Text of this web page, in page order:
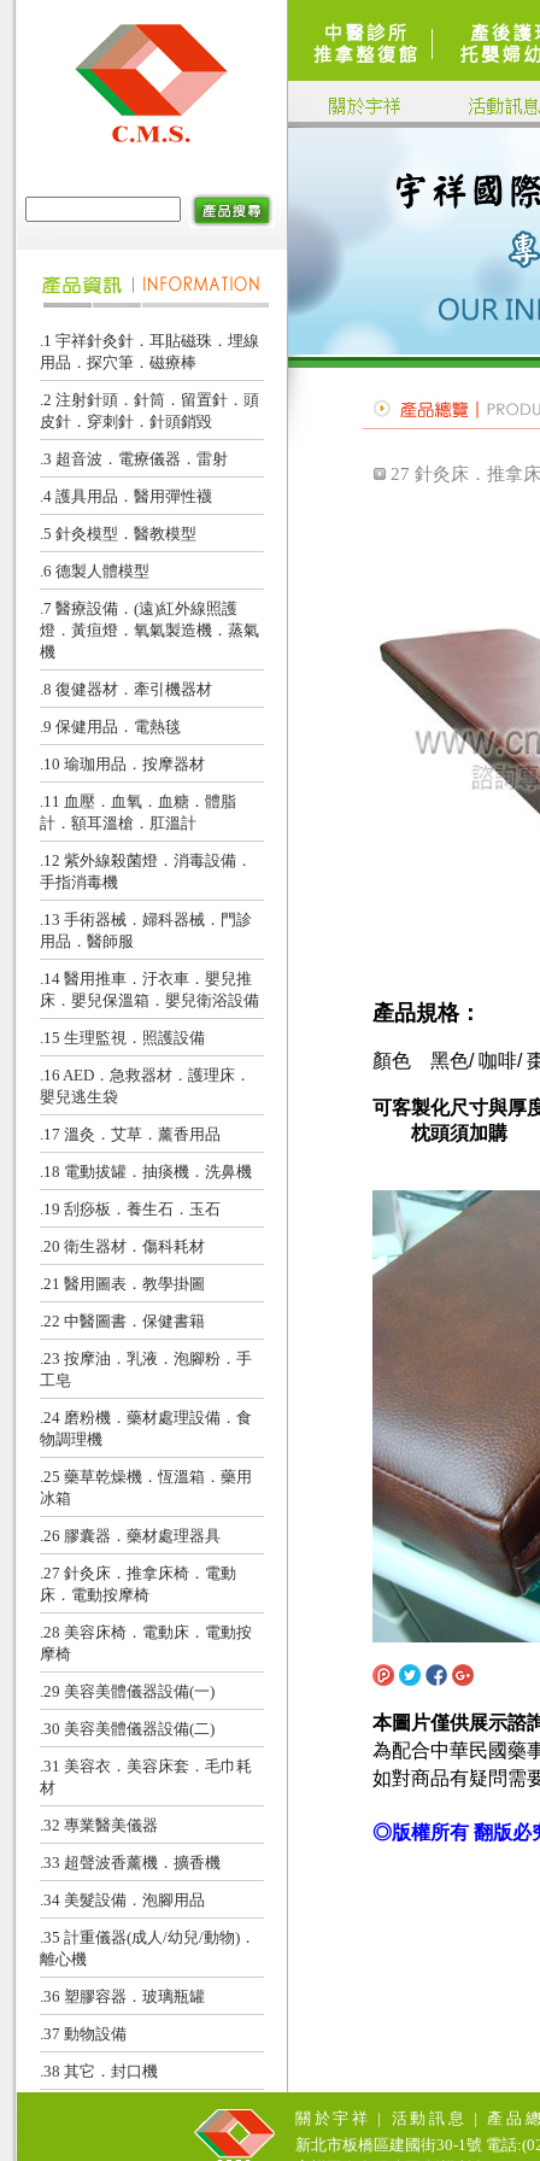
.1 宇祥針灸針．耳貼磁珠．埋線
用品．探穴筆．磁療棒
.2 注射針頭．針筒．留置針．頭
皮針．穿刺針．針頭銷毀
.3 超音波．電療儀器．雷射
.4 護具用品．醫用彈性襪
.5 針灸模型．醫教模型
.6 德製人體模型
.7 醫療設備．(遠)紅外線照護
燈．黃疸燈．氧氣製造機．蒸氣
機
.8 復健器材．牽引機器材
.9 保健用品．電熱毯
.10 瑜珈用品．按摩器材
.11 血壓．血氧．血糖．體脂
計．額耳溫槍．肛溫計
.12 紫外線殺菌燈．消毒設備．
手指消毒機
.13 手術器械．婦科器械．門診
用品．醫師服
.14 醫用推車．汙衣車．嬰兒推
床．嬰兒保溫箱．嬰兒衛浴設備
.15 生理監視．照護設備
.16 AED．急救器材．護理床．
嬰兒逃生袋
.17 溫灸．艾草．薰香用品
.18 電動拔罐．抽痰機．洗鼻機
.19 刮痧板．養生石．玉石
.20 衛生器材．傷科耗材
.21 醫用圖表．教學掛圖
.22 中醫圖書．保健書籍
.23 按摩油．乳液．泡腳粉．手
工皂
.24 磨粉機．藥材處理設備．食
物調理機
.25 藥草乾燥機．恆溫箱．藥用
冰箱
.26 膠囊器．藥材處理器具
.27 針灸床．推拿床椅．電動
床．電動按摩椅
.28 美容床椅．電動床．電動按
摩椅
.29 美容美體儀器設備(一)
.30 美容美體儀器設備(二)
.31 美容衣．美容床套．毛巾耗
材
.32 專業醫美儀器
.33 超聲波香薰機．擴香機
.34 美髮設備．泡腳用品
.35 計重儀器(成人/幼兒/動物)．
離心機
.36 塑膠容器．玻璃瓶罐
.37 動物設備
.38 其它．封口機
27 針灸床．推拿
產品規格：
顏色 黑色/ 咖啡/
可客製化尺寸與厚
枕頭須加購
本圖片僅供展示諮
為配合中華民國藥
如對商品有疑問需
◎版權所有 翻版
關於宇祥 | 活動訊息 | 產品
新北市板橋區建國街30-1號 電話